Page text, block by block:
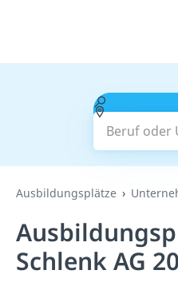
Beruf oder
Ausbildungsplätze
Schlenk AG